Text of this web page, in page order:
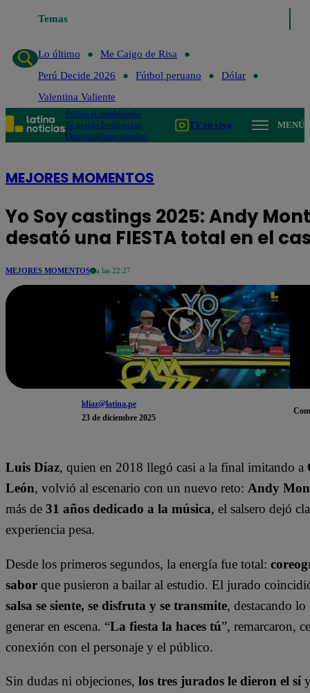
Temas
Lo último
Lo último
Me Caigo de Risa
Perú Decide 2026
Fútbol peruano
Dólar
Valentina Valiente
PolíticaLimaMundo
Te ayudoTendencias
DeportesEspectáculos
TV en vivo MENÚ
MEJORES MOMENTOS
Yo Soy castings 2025: Andy
desató una FIESTA total en el
MEJORES MOMENTOS a las 22:27
ldiaz@latina.pe
23 de diciembre 2025
Luis Díaz, quien en 2018 llegó casi a la final imitando a
León, volvió al escenario con un nuevo reto: Andy
más de 31 años dedicado a la música, el salsero dejó
experiencia pesa.
Desde los primeros segundos, la energía fue total:
sabor que pusieron a bailar al estudio. El jurado
salsa se siente, se disfruta y se transmite, destacando
generar en escena. “La fiesta la haces tú”, remarcaron,
conexión con el personaje y el público.
Sin dudas ni objeciones, los tres jurados le dieron el sí